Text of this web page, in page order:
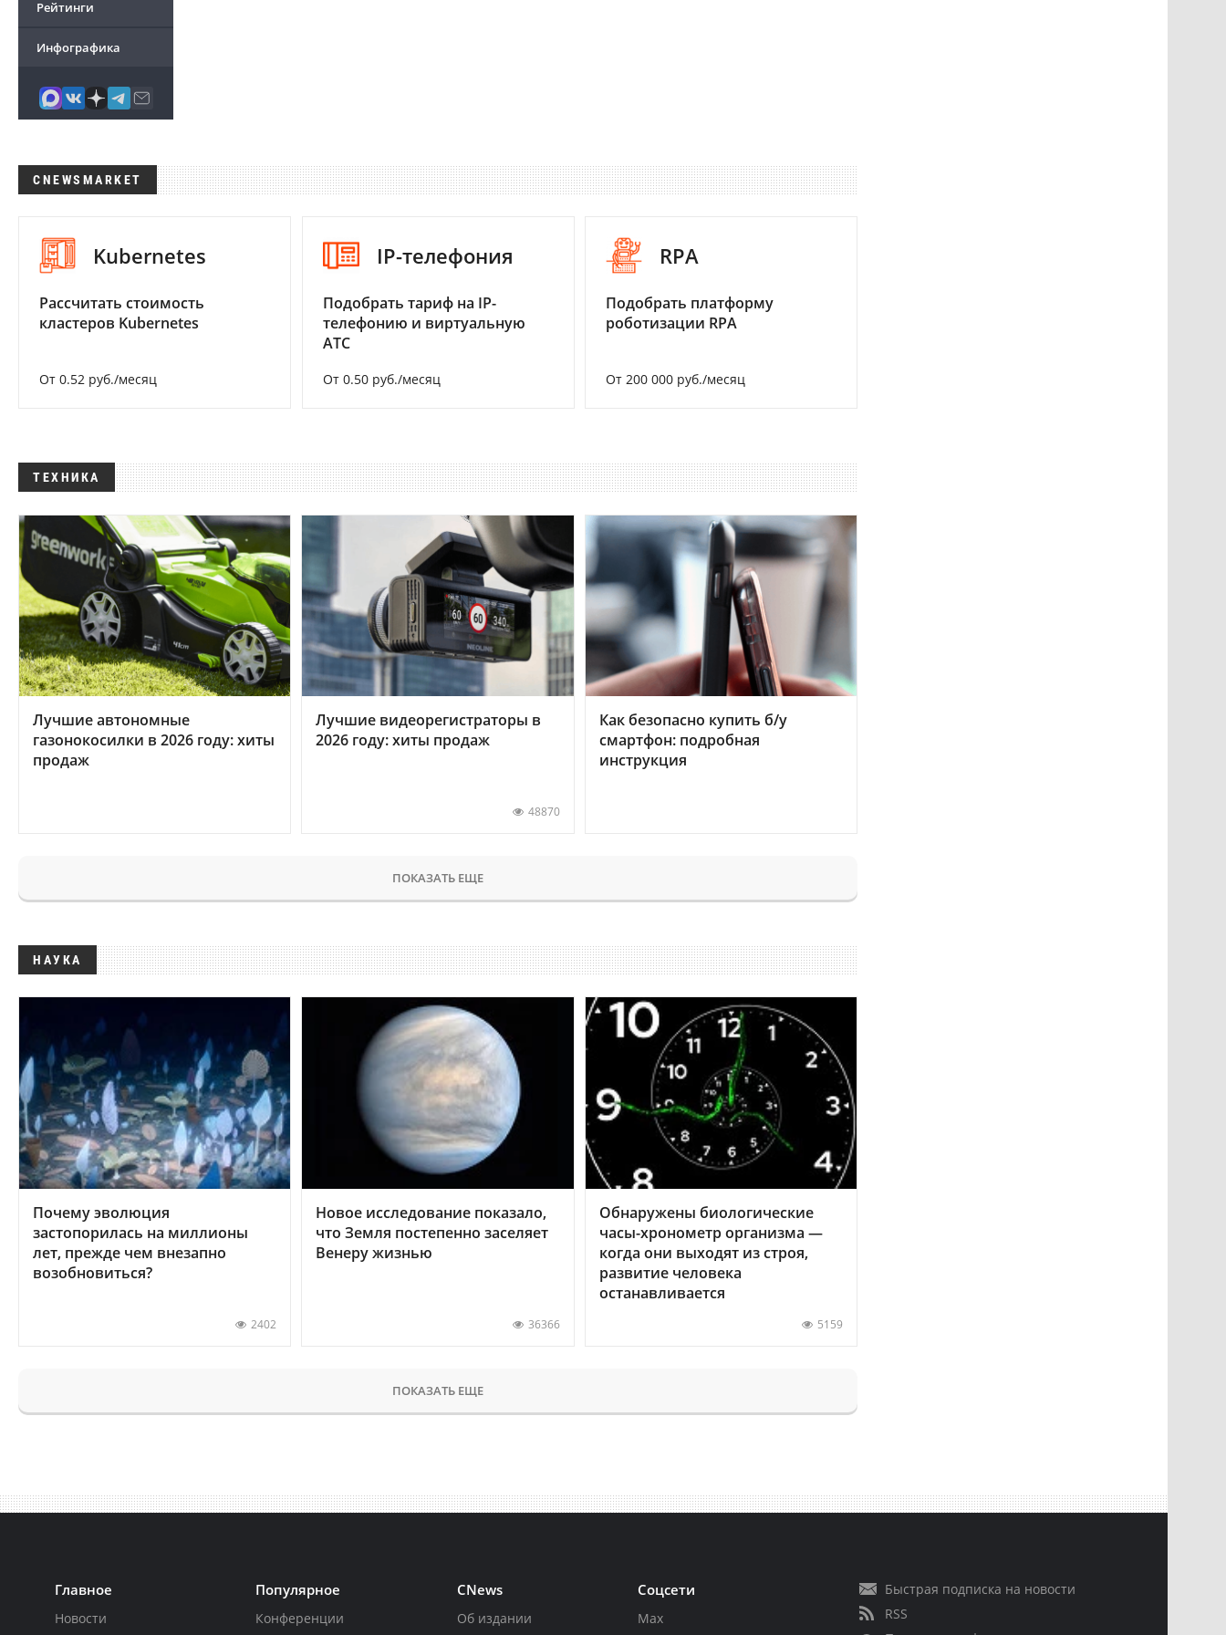
Рейтинги
Инфографика
CNEWSMARKET
Kubernetes
Рассчитать стоимость
кластеров Kubernetes
От 0.52 руб./месяц
IP-телефония
Подобрать тариф на IP-
телефонию и виртуальную
АТС
От 0.50 руб./месяц
RPA
Подобрать платформу
роботизации RPA
От 200 000 руб./месяц
ТЕХНИКА
Лучшие автономные
газонокосилки в 2026 году: хиты
продаж
Лучшие видеорегистраторы в
2026 году: хиты продаж
48870
Как безопасно купить б/у
смартфон: подробная
инструкция
ПОКАЗАТЬ ЕЩЕ
НАУКА
Почему эволюция
застопорилась на миллионы
лет, прежде чем внезапно
возобновиться?
2402
Новое исследование показало,
что Земля постепенно заселяет
Венеру жизнью
36366
Обнаружены биологические
часы-хронометр организма —
когда они выходят из строя,
развитие человека
останавливается
5159
ПОКАЗАТЬ ЕЩЕ
Главное
Новости
Популярное
Конференции
CNews
Об издании
Соцсети
Max
Быстрая подписка на новости
RSS